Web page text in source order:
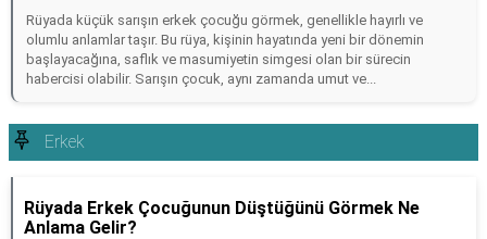
Rüyada küçük sarışın erkek çocuğu görmek, genellikle hayırlı ve
olumlu anlamlar taşır. Bu rüya, kişinin hayatında yeni bir dönemin
başlayacağına, saflık ve masumiyetin simgesi olan bir sürecin
habercisi olabilir. Sarışın çocuk, aynı zamanda umut ve...
Erkek
Rüyada Erkek Çocuğunun Düştüğünü Görmek Ne
Anlama Gelir?